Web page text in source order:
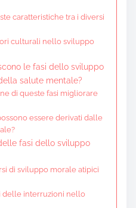
caratteristiche tra i diversi
culturali nello sviluppo
le fasi dello sviluppo
salute mentale?
di queste fasi migliorare
essere derivati dalle
fasi dello sviluppo
di sviluppo morale atipici
delle interruzioni nello